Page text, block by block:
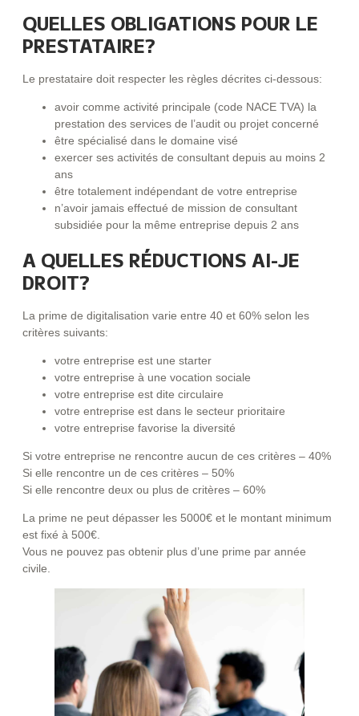
QUELLES OBLIGATIONS POUR LE
PRESTATAIRE?
Le prestataire doit respecter les règles décrites ci-dessous:
avoir comme activité principale (code NACE TVA) la
prestation des services de l’audit ou projet concerné
être spécialisé dans le domaine visé
exercer ses activités de consultant depuis au moins 2
ans
être totalement indépendant de votre entreprise
n’avoir jamais effectué de mission de consultant
subsidiée pour la même entreprise depuis 2 ans
A QUELLES RÉDUCTIONS AI-JE
DROIT?
La prime de digitalisation varie entre 40 et 60% selon les
critères suivants:
votre entreprise est une starter
votre entreprise à une vocation sociale
votre entreprise est dite circulaire
votre entreprise est dans le secteur prioritaire
votre entreprise favorise la diversité
Si votre entreprise ne rencontre aucun de ces critères – 40%
Si elle rencontre un de ces critères – 50%
Si elle rencontre deux ou plus de critères – 60%
La prime ne peut dépasser les 5000€ et le montant minimum
est fixé à 500€.
Vous ne pouvez pas obtenir plus d’une prime par année
civile.